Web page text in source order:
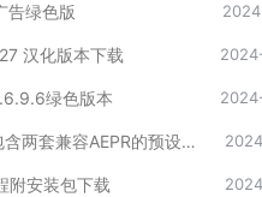
告绿色版
汉化版本下载
绿色版本
全新MYFX预设包更新！包含两套兼容AEPR的预设，后期剪辑包装必备
附安装包下载